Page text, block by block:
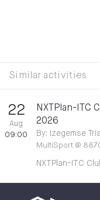
Similar activities
22
Aug
09:00
NXTPlan-ITC
2026
By: Izegemse
MultiSport @
NXTPlan-ITC